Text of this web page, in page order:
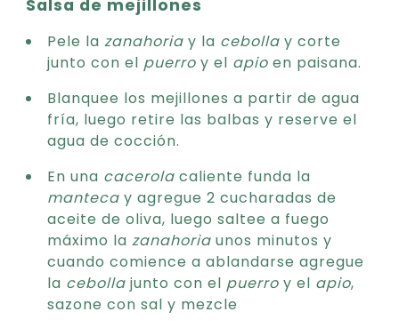
Salsa de mejillones
Pele la zanahoria y la cebolla y corte
junto con el puerro y el apio en paisana.
Blanquee los mejillones a partir de agua
fría, luego retire las balbas y reserve el
agua de cocción.
En una cacerola caliente funda la
manteca y agregue 2 cucharadas de
aceite de oliva, luego saltee a fuego
máximo la zanahoria unos minutos y
cuando comience a ablandarse agregue
la cebolla junto con el puerro y el apio,
sazone con sal y mezcle